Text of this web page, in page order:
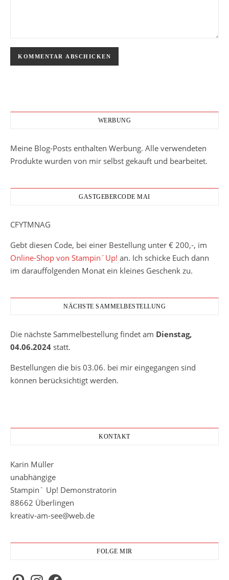
WERBUNG
Meine Blog-Posts enthalten Werbung. Alle verwendeten
Produkte wurden von mir selbst gekauft und bearbeitet.
GASTGEBERCODE MAI
CFYTMNAG
Gebt diesen Code, bei einer Bestellung unter € 200,-, im
Online-Shop von Stampin´Up! an. Ich schicke Euch dann
im darauffolgenden Monat ein kleines Geschenk zu.
NÄCHSTE SAMMELBESTELLUNG
Die nächste Sammelbestellung findet am Dienstag,
04.06.2024 statt.
Bestellungen die bis 03.06. bei mir eingegangen sind
können berücksichtigt werden.
KONTAKT
Karin Müller
unabhängige
Stampin` Up! Demonstratorin
88662 Überlingen
kreativ-am-see@web.de
FOLGE MIR
PinterestInstagramFacebook